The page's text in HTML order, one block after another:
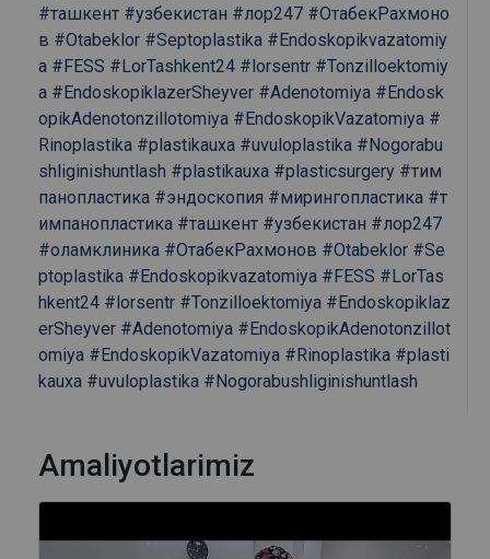
#ташкент #узбекистан #лор247 #ОтабекРахмоно
в #Otabeklor #Septoplastika #Endoskopikvazatomiy
a #FESS #LorTashkent24 #lorsentr #Tonzilloektomiy
a #EndoskopiklazerSheyver #Adenotomiya #Endosk
opikAdenotonzillotomiya #EndoskopikVazatomiya #
Rinoplastika #plastikauxa #uvuloplastika #Nogorabu
shliginishuntlash #plastikauxa #plasticsurgery #тим
панопластика #эндоскопия #мирингопластика #т
импанопластика #ташкент #узбекистан #лор247
#оламклиника #ОтабекРахмонов #Otabeklor #Se
ptoplastika #Endoskopikvazatomiya #FESS #LorTas
hkent24 #lorsentr #Tonzilloektomiya #Endoskopiklaz
erSheyver #Adenotomiya #EndoskopikAdenotonzillot
omiya #EndoskopikVazatomiya #Rinoplastika #plasti
kauxa #uvuloplastika #Nogorabushliginishuntlash
Amaliyotlarimiz